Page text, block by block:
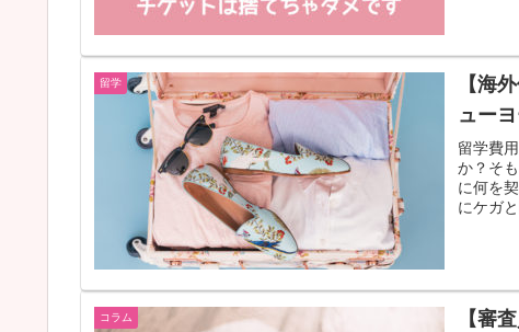
留学
【海
ュー
留学費
か？そ
に何を
にケガ
コラム
【審